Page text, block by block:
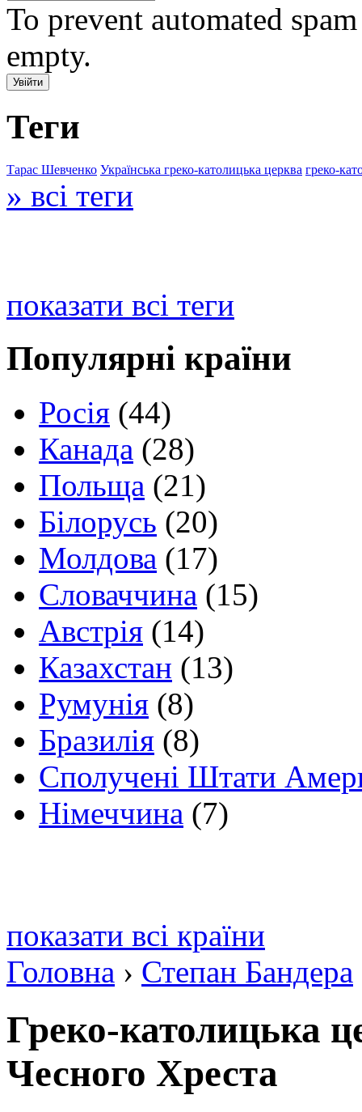
To prevent automated
empty.
Теги
Тарас Шевченко Українська греко-католицька церква греко-
» всі теги
показати всі теги
Популярні країни
Росія (44)
Канада (28)
Польща (21)
Білорусь (20)
Молдова (17)
Словаччина (15)
Австрія (14)
Казахстан (13)
Румунія (8)
Бразилія (8)
Сполучені Штати
Німеччина (7)
показати всі країни
Головна › Степан Бандера
Греко-католицька
Чесного Хреста